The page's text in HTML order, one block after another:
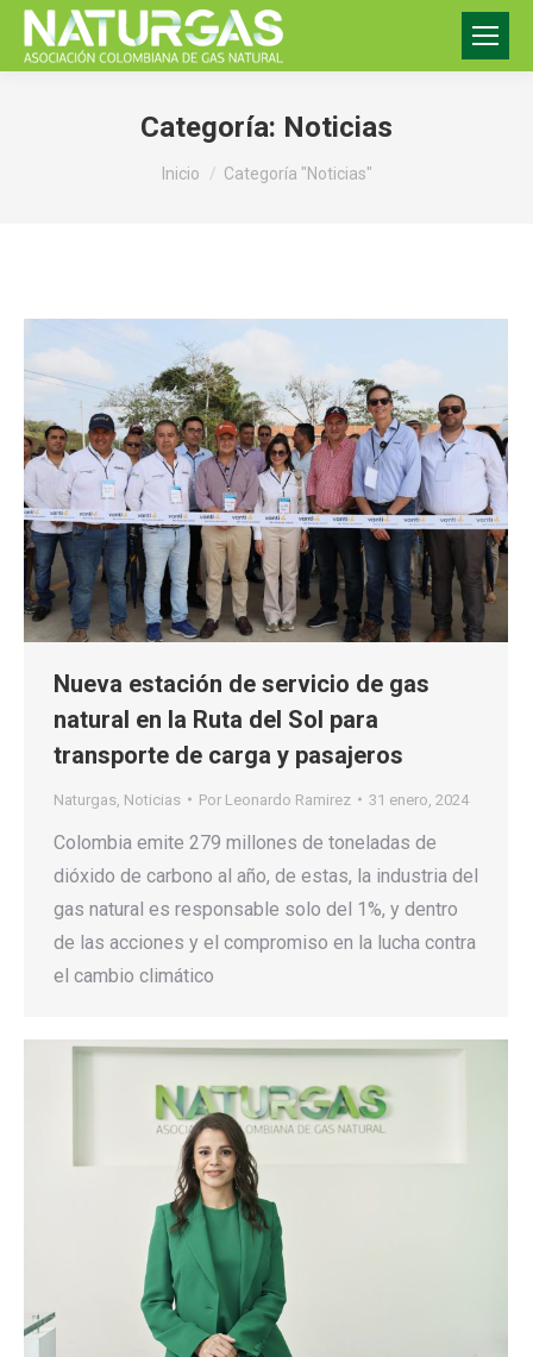
Categoría: Noticias
Estás aquí:
Inicio Categoría "Noticias"
Nueva estación de servicio de gas
natural en la Ruta del Sol para
transporte de carga y pasajeros
Naturgas Noticias Por Leonardo Ramirez 31 enero, 2024
Colombia emite 279 millones de toneladas de
dióxido de carbono al año, de estas, la industria del
gas natural es responsable solo del 1%, y dentro
de las acciones y el compromiso en la lucha contra
el cambio climático